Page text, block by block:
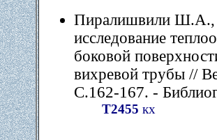
Пиралишвили Ш.А.,
исследование
боковой
вихревой трубы //
С.162-167. -
Т2455 кх